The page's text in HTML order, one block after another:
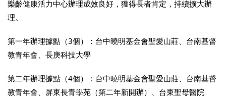
樂齡健康活力中心辦理成效良好，獲得長者肯定，持續擴大辦
理。
第一年辦理據點（3個）：台中曉明基金會聖愛山莊、台南基督
教青年會、長庚科技大學
第二年辦理據點（4個）：台中曉明基金會聖愛山莊、台南基督
教青年會、屏東長青學苑（第二年新開辦）、台東聖母醫院